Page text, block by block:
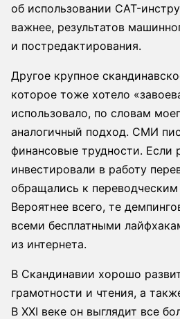
об использовании CAT-
важнее, результатов
и постредактирования.
Другое крупное
которое тоже хотело
использовало, по словам
аналогичный подход. СМИ
финансовые трудности. Если
инвестировали в работу
обращались к
Вероятнее всего, те
всеми бесплатными
из интернета.
В Скандинавии хорошо
грамотности и чтения, а
В XXI веке он выглядит все